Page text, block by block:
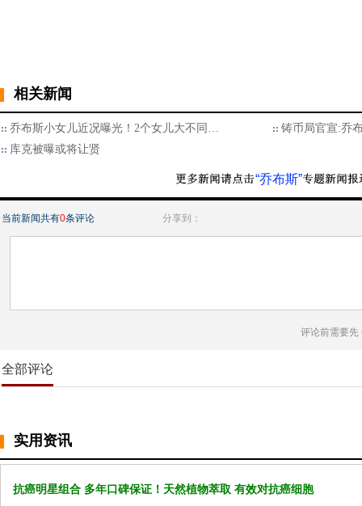
相关新闻
乔布斯小女儿近况曝光！2个女儿大不同…
铸币局官宣:乔
库克被曝或将让贤
“乔布斯”
当前新闻共有0条评论 分享到：
评论前需要先
全部评论
实用资讯
抗癌明星组合 多年口碑保证！天然植物萃取 有效对抗癌细胞